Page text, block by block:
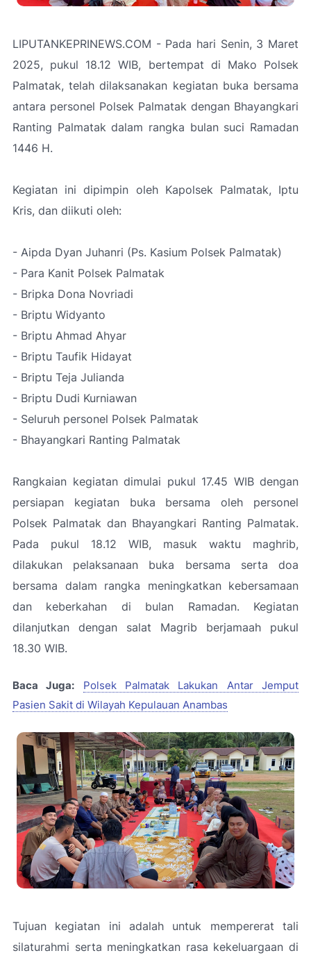
LIPUTANKEPRINEWS.COM - Pada hari Senin, 3 Maret
2025, pukul 18.12 WIB, bertempat di Mako Polsek
Palmatak, telah dilaksanakan kegiatan buka bersama
antara personel Polsek Palmatak dengan Bhayangkari
Ranting Palmatak dalam rangka bulan suci Ramadan
1446 H.
Kegiatan ini dipimpin oleh Kapolsek Palmatak, Iptu
Kris, dan diikuti oleh:
- Aipda Dyan Juhanri (Ps. Kasium Polsek Palmatak)
- Para Kanit Polsek Palmatak
- Bripka Dona Novriadi
- Briptu Widyanto
- Briptu Ahmad Ahyar
- Briptu Taufik Hidayat
- Briptu Teja Julianda
- Briptu Dudi Kurniawan
- Seluruh personel Polsek Palmatak
- Bhayangkari Ranting Palmatak
Rangkaian kegiatan dimulai pukul 17.45 WIB dengan
persiapan kegiatan buka bersama oleh personel
Polsek Palmatak dan Bhayangkari Ranting Palmatak.
Pada pukul 18.12 WIB, masuk waktu maghrib,
dilakukan pelaksanaan buka bersama serta doa
bersama dalam rangka meningkatkan kebersamaan
dan keberkahan di bulan Ramadan. Kegiatan
dilanjutkan dengan salat Magrib berjamaah pukul
18.30 WIB.
Baca Juga:
Polsek Palmatak Lakukan Antar Jemput
Pasien Sakit di Wilayah Kepulauan Anambas
Tujuan kegiatan ini adalah untuk mempererat tali
silaturahmi serta meningkatkan rasa kekeluargaan di